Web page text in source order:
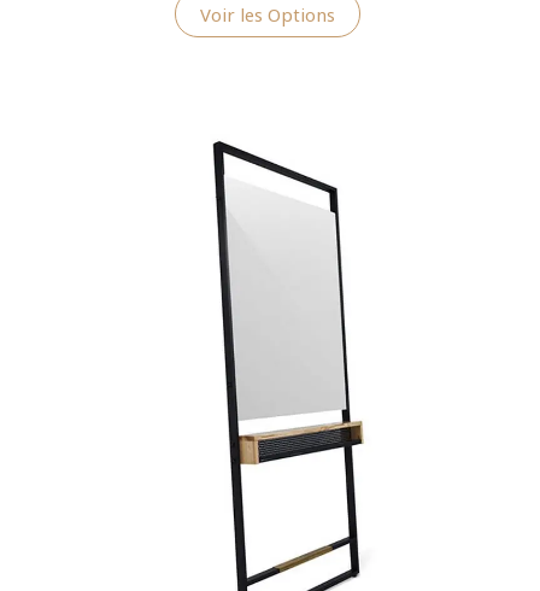
Voir les Options